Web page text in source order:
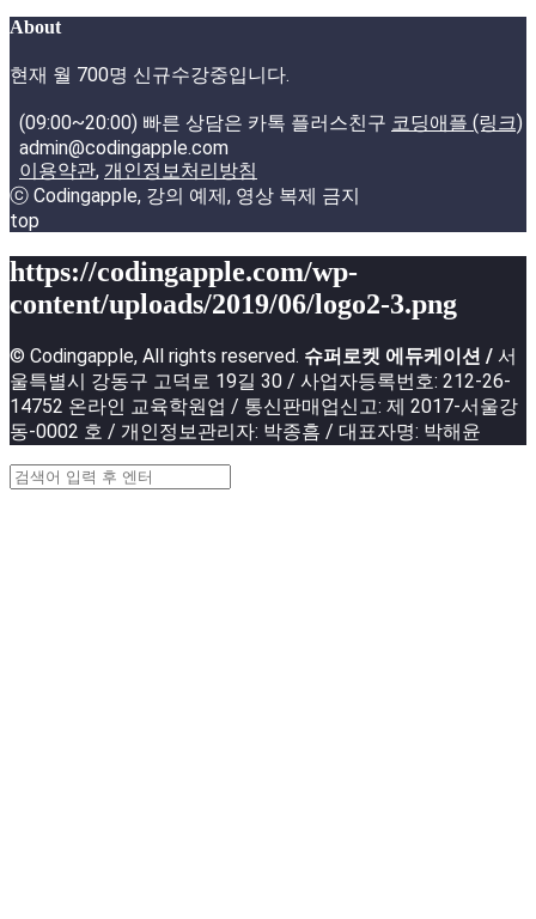
About
현재 월 700명 신규수강중입니다.
(09:00~20:00) 빠른 상담은 카톡 플러스친구 코딩애플 (링크)
admin@codingapple.com
이용약관, 개인정보처리방침
ⓒ Codingapple, 강의 예제, 영상 복제 금지
top
https://codingapple.com/wp-
content/uploads/2019/06/logo2-3.png
© Codingapple, All rights reserved. 슈퍼로켓 에듀케이션 / 서
울특별시 강동구 고덕로 19길 30 / 사업자등록번호: 212-26-
14752 온라인 교육학원업 / 통신판매업신고: 제 2017-서울강
동-0002 호 / 개인정보관리자: 박종흠 / 대표자명: 박해윤